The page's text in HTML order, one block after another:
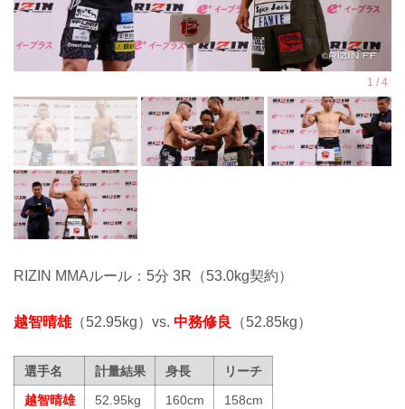
RIZIN MMAルール：5分 3R（53.0kg契約）
越智晴雄（52.95kg）vs. 中務修良 （52.85kg）
選手名 計量結果 身長
リーチ
越智晴雄
52.95kg 160cm
158cm